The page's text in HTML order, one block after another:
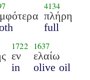
4134
πλήρη
full
1722
εν
in
1637
ελαίω
olive oil